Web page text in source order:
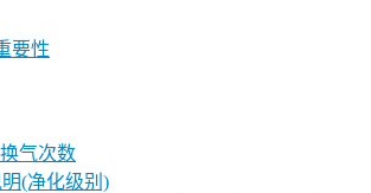
要性
气次数
(净化级别)